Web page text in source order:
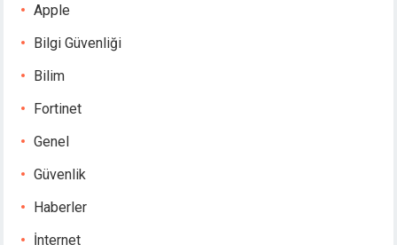
Apple
Bilgi Güvenliği
Bilim
Fortinet
Genel
Güvenlik
Haberler
İnternet